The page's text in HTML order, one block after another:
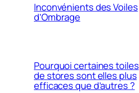
Inconvénients des Voiles
d’Ombrage
Pourquoi certaines toiles
de stores sont elles plus
efficaces que d’autres ?